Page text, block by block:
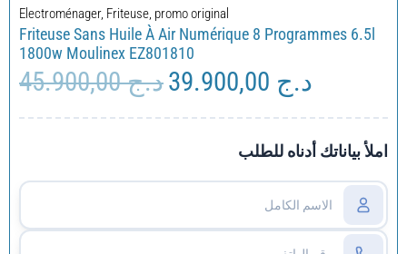
Electroménager, Friteuse, promo original
Friteuse Sans Huile À Air Numérique 8 Programmes 6.5l
1800w Moulinex EZ801810
د.ج45.900,00
Le
initial
د.ج
actuel
est :
املأ بياناتك أدناه للطلب